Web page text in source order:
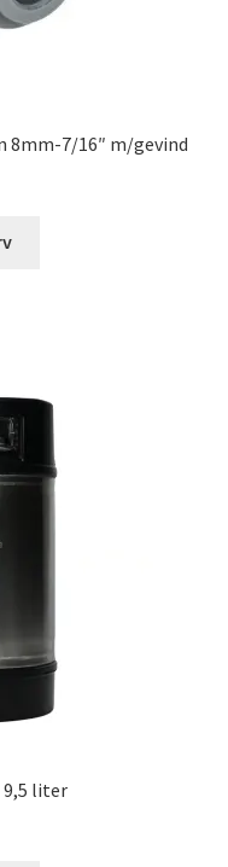
7/16″ m/gevind
9,5 liter